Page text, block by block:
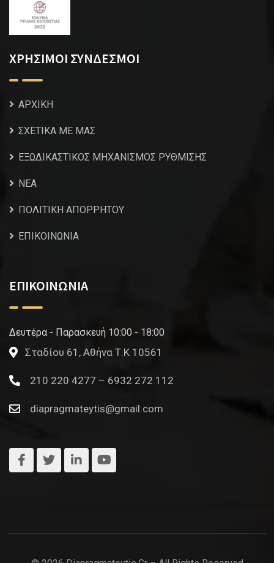
ΧΡΗΣΙΜΟΙ ΣΥΝΔΕΣΜΟΙ
ΑΡΧΙΚΗ
ΣΧΕΤΙΚΑ ΜΕ ΜΑΣ
ΕΞΩΔΙΚΑΣΤΙΚΟΣ ΜΗΧΑΝΙΣΜΟΣ ΡΥΘΜΙΣΗΣ
NEA
ΠΟΛΙΤΙΚΗ ΑΠΟΡΡΗΤΟΥ
ΕΠΙΚΟΙΝΩΝΙΑ
ΕΠΙΚΟΙΝΩΝΙΑ
Δευτέρα - Παρασκευή 10:00 - 18:00
Σταδίου 61, Αθήνα Τ.Κ 10561
210 220 4277 – 6932 272 112
diapragmateytis@gmail.com